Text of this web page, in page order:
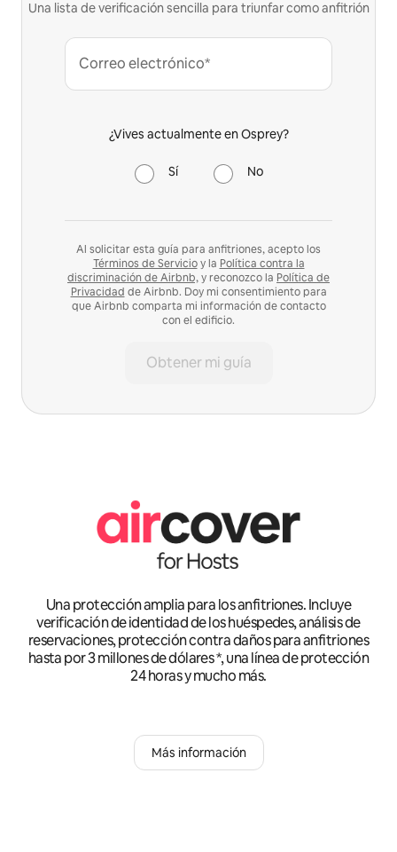
Una lista de verificación sencilla para triunfar como anfitrión
Correo electrónico*
¿Vives actualmente en Osprey?
Sí No
Al solicitar esta guía para anfitriones, acepto los
Términos de Servicioy la Política contra la
discriminación de Airbnb,y reconozco la Política de
Privacidad de Airbnb. Doy mi consentimiento para
que Airbnb comparta mi información de contacto
con el edificio.
Obtener mi guía
Una protección amplia para los anfitriones. Incluye
verificación de identidad de los huéspedes, análisis de
reservaciones, protección contra daños para anfitriones
hasta por 3 millones de dólares *, una línea de protección
24 horas y mucho más.
Más información